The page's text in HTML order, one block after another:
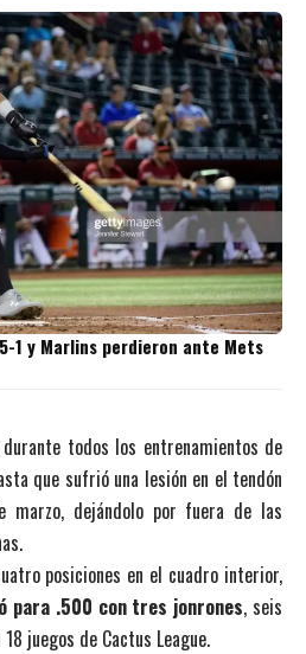
1 y Marlins perdieron ante Mets
todos los entrenamientos de
que sufrió una lesión en el tendón
marzo, dejándolo por fuera de las
posiciones en el cuadro interior,
para .500 con tres jonrones, seis
juegos de Cactus League.